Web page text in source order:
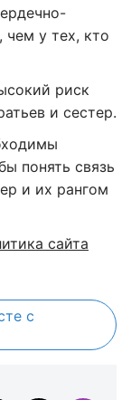
у тех, кто
риск
и сестер.
понять связь
и их рангом
сайта
с